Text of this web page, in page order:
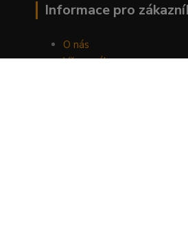
Informace pro
O nás
Vše o nákupu